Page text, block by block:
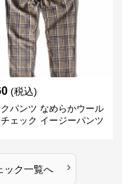
(税込)
パンツ なめらかウール
ェック イージーパンツ
ック一覧へ ›